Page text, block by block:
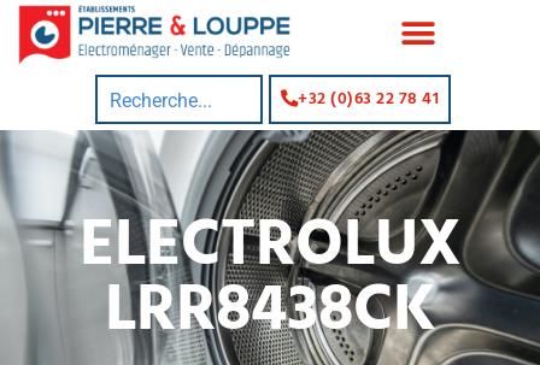
+32 (0)63 22 78 41
ELECTROLUX
LRR8438CK